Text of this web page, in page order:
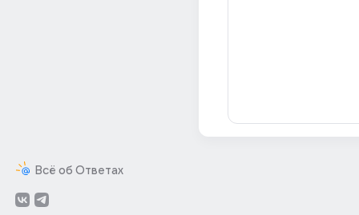
Всё об Ответах